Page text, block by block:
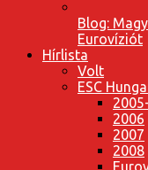
Blog:
Eurovíziót
Hírlista
Volt
ESC
2006
2007
2008